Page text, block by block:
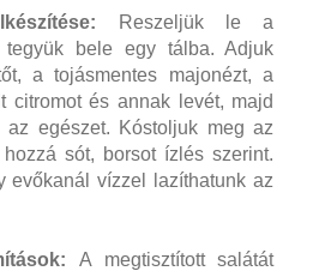
Reszeljük le a
tegyük bele egy tálba. Adjuk
a tojásmentes majonézt, a
citromot és annak levét, majd
az egészet. Kóstoljuk meg az
sót, borsot ízlés szerint.
evőkanál vízzel lazíthatunk az
A megtisztított salátát